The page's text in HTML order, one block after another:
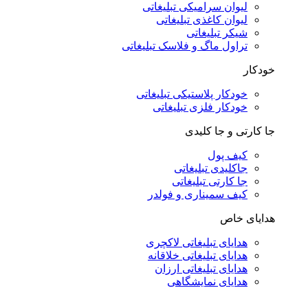
لیوان سرامیکی تبلیغاتی
لیوان کاغذی تبلیغاتی
شیکر تبلیغاتی
تراول ماگ و فلاسک تبلیغاتی
خودکار
خودکار پلاستیکی تبلیغاتی
خودکار فلزی تبلیغاتی
جا کارتی و جا کلیدی
کیف پول
جاکلیدی تبلیغاتی
جا کارتی تبلیغاتی
کیف سمیناری و فولدر
هدایای خاص
هدایای تبلیغاتی لاکچری
هدایای تبلیغاتی خلاقانه
هدایای تبلیغاتی ارزان
هدایای نمایشگاهی